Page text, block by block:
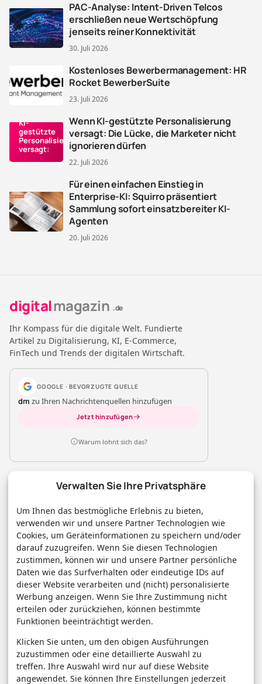
Verwalten Sie Ihre Privatsphäre
Um Ihnen das bestmögliche Erlebnis zu bieten,
verwenden wir und unsere Partner Technologien wie
Cookies, um Geräteinformationen zu speichern und/oder
darauf zuzugreifen. Wenn Sie diesen Technologien
zustimmen, können wir und unsere Partner persönliche
Daten wie das Surfverhalten oder eindeutige IDs auf
dieser Website verarbeiten und (nicht) personalisierte
Werbung anzeigen. Wenn Sie Ihre Zustimmung nicht
erteilen oder zurückziehen, können bestimmte
Funktionen beeinträchtigt werden.
Klicken Sie unten, um den obigen Ausführungen
zuzustimmen oder eine detaillierte Auswahl zu
treffen. Ihre Auswahl wird nur auf diese Website
angewendet. Sie können Ihre Einstellungen jederzeit
PAC-Analyse: Intent-Driven Telcos
erschließen neue Wertschöpfung
jenseits reiner Konnektivität
30. Juli 2026
Kostenloses Bewerbermanagement: HR
Rocket BewerberSuite
23. Juli 2026
KI-
gestützte
Personalisierung
versagt:
Wenn KI-gestützte Personalisierung
versagt: Die Lücke, die Marketer nicht
ignorieren dürfen
22. Juli 2026
Für einen einfachen Einstieg in
Enterprise-KI: Squirro präsentiert
Sammlung sofort einsatzbereiter KI-
Agenten
20. Juli 2026
digitalmagazin .de
Ihr Kompass für die digitale Welt. Fundierte
Artikel zu Digitalisierung, KI, E-Commerce,
FinTech und Trends der digitalen Wirtschaft.
GOOGLE · BEVORZUGTE QUELLE
dm zu Ihren Nachrichtenquellen hinzufügen
Jetzt hinzufügen
Warum lohnt sich das?
Künstliche Intelligenz
Technologie & IT
E-Commerce & Handel
Consumer & Digital Life
Marketing
Finanzen & FinTech
Business & Karriere
Sicherheit & Recht
Digitalisierung
Marketing
Magazin